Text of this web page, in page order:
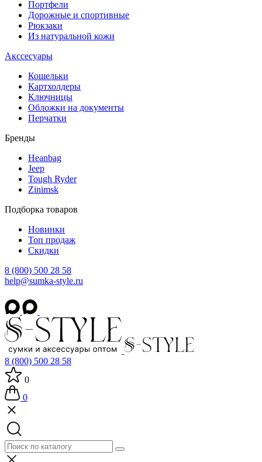
Портфели
Дорожные и спортивные
Рюкзаки
Из натуральной кожи
Акссесуары
Кошельки
Картхолдеры
Ключницы
Обложки на документы
Перчатки
Бренды
Heanbag
Jeep
Tough Ryder
Zinimsk
Подборка товаров
Новинки
Топ продаж
Скидки
8 (800) 500 28 58
help@sumka-style.ru
8 (800) 500 28 58
0
0